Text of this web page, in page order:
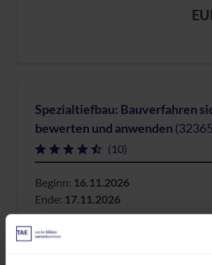
Spezialtiefbau: Bauverfahren
bewerten und anwenden
(10)
Beginn: 16.11.2026
Ende: 17.11.2026